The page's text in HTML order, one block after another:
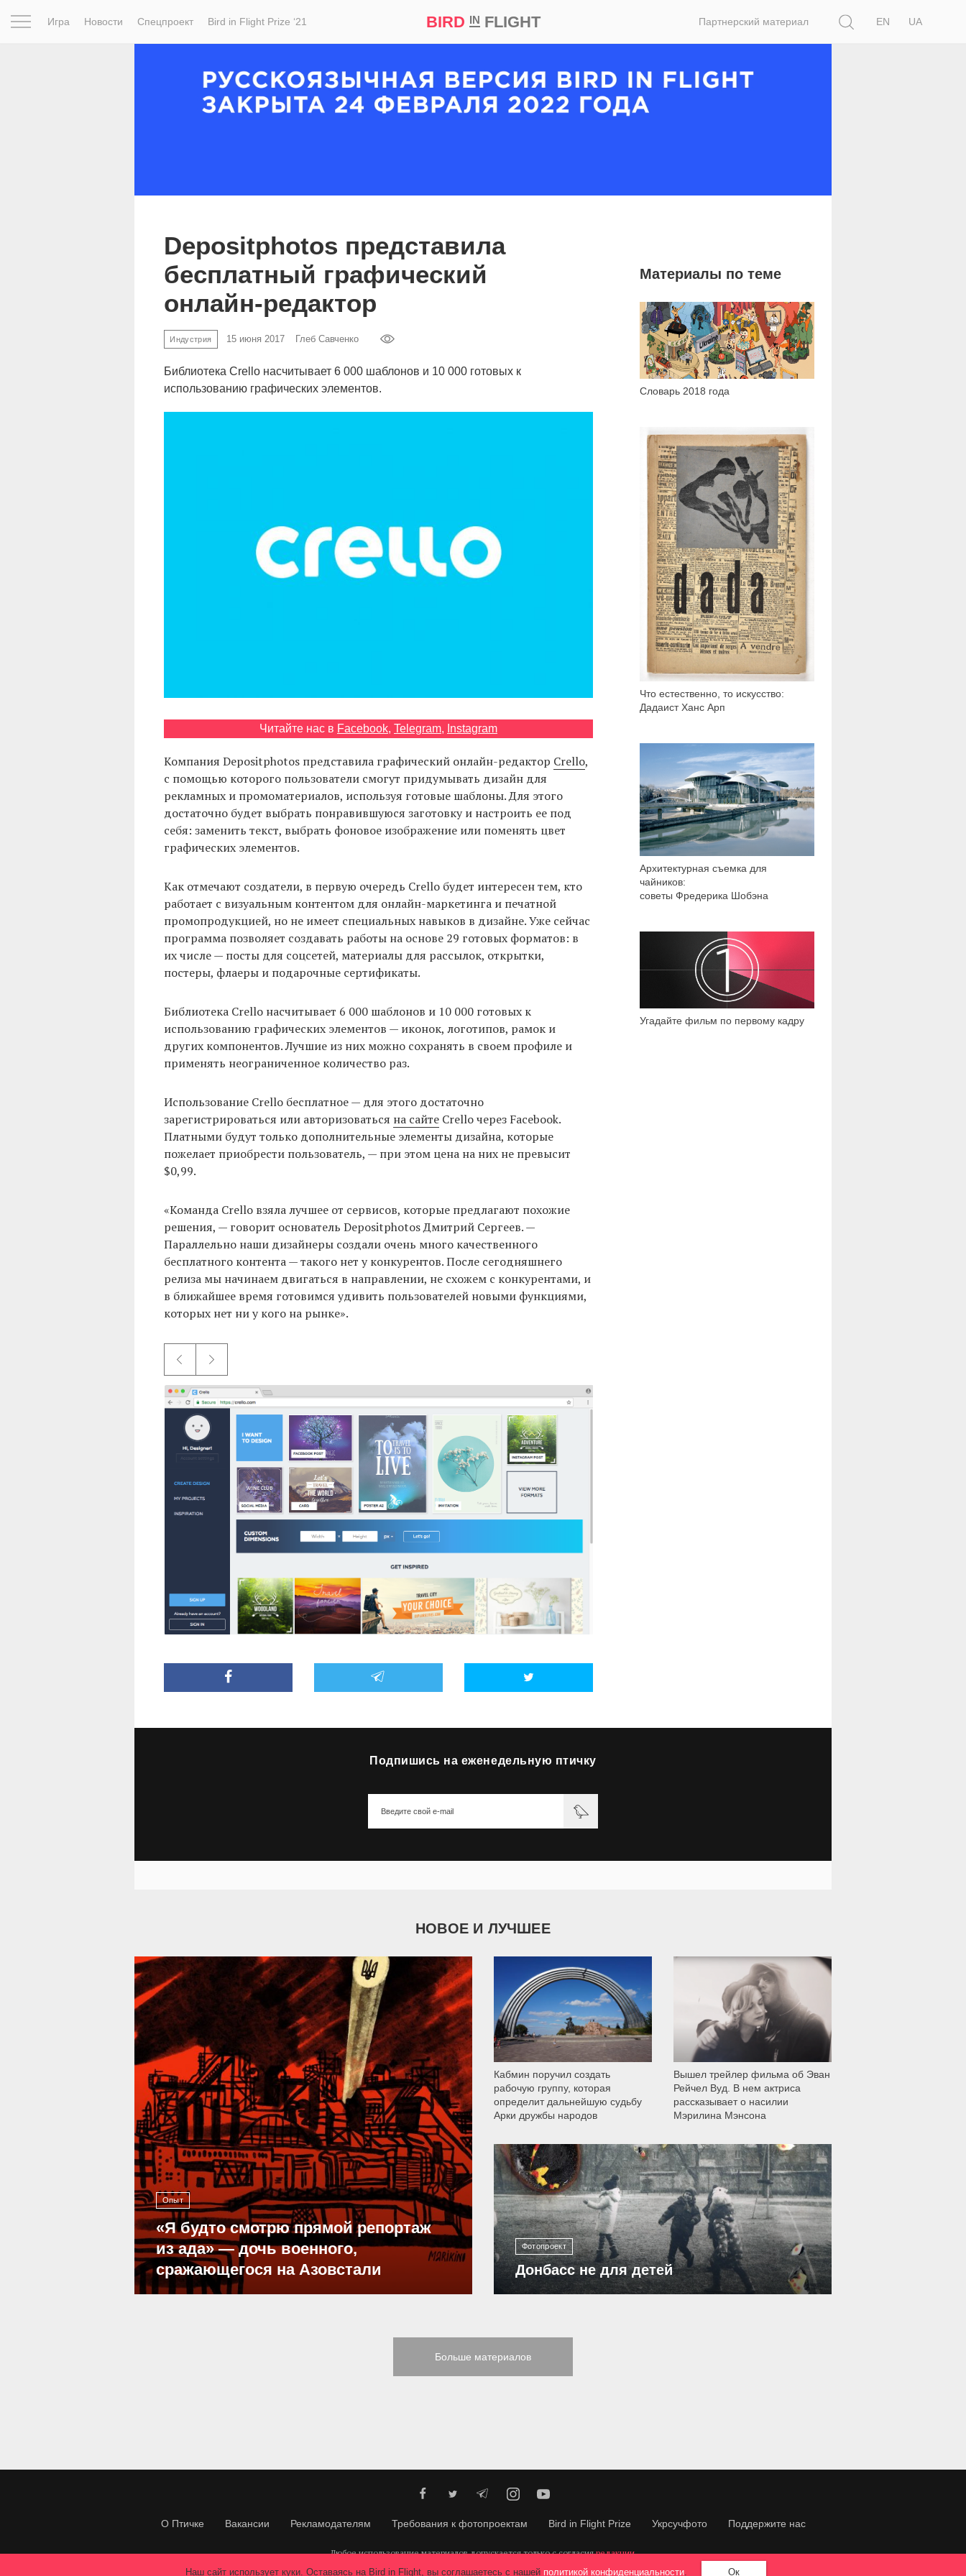
Игра Новости Спецпроект Bird in Flight Prize ‘21 BIRD INFLIGHT Партнерский материал
EN
UA
Depositphotos представила
бесплатный графический
онлайн-редактор
Индустрия 15 июня 2017 Глеб Савченко
Библиотека Crello насчитывает 6 000 шаблонов и 10 000 готовых к
использованию графических элементов.
Читайте нас в Facebook, Telegram, Instagram
Компания Depositphotos представила графический онлайн-редактор Crello,
с помощью которого пользователи смогут придумывать дизайн для
рекламных и промоматериалов, используя готовые шаблоны. Для этого
достаточно будет выбрать понравившуюся заготовку и настроить ее под
себя: заменить текст, выбрать фоновое изображение или поменять цвет
графических элементов.
Как отмечают создатели, в первую очередь Crello будет интересен тем, кто
работает с визуальным контентом для онлайн-маркетинга и печатной
промопродукцией, но не имеет специальных навыков в дизайне. Уже сейчас
программа позволяет создавать работы на основе 29 готовых форматов: в
их числе — посты для соцсетей, материалы для рассылок, открытки,
постеры, флаеры и подарочные сертификаты.
Библиотека Crello насчитывает 6 000 шаблонов и 10 000 готовых к
использованию графических элементов — иконок, логотипов, рамок и
других компонентов. Лучшие из них можно сохранять в своем профиле и
применять неограниченное количество раз.
Использование Crello бесплатное — для этого достаточно
зарегистрироваться или авторизоваться на сайтеCrello через Facebook.
Платными будут только дополнительные элементы дизайна, которые
пожелает приобрести пользователь, — при этом цена на них не превысит
$0,99.
«Команда Crello взяла лучшее от сервисов, которые предлагают похожие
решения, — говорит основатель Depositphotos Дмитрий Сергеев. —
Параллельно наши дизайнеры создали очень много качественного
бесплатного контента — такого нет у конкурентов. После сегодняшнего
релиза мы начинаем двигаться в направлении, не схожем с конкурентами, и
в ближайшее время готовимся удивить пользователей новыми функциями,
которых нет ни у кого на рынке».
Материалы по теме
Словарь 2018 года
13 147
Что естественно, то искусство:
Дадаист Ханс Арп
6 634
Архитектурная съемка для
чайников:
советы Фредерика Шобэна
9 606
Угадайте фильм по первому кадру
14 395
Подпишись на еженедельную птичку
НОВОЕ И ЛУЧШЕЕ
Опыт
«Я будто смотрю прямой репортаж
из ада» — дочь военного,
сражающегося на Азовстали
39 292
Кабмин поручил создать
рабочую группу, которая
определит дальнейшую судьбу
Арки дружбы народов
9 787
Вышел трейлер фильма об Эван
Рейчел Вуд. В нем актриса
рассказывает о насилии
Мэрилина Мэнсона
Фотопроект
Донбасс не для детей
12 302
Больше материалов
О Птичке Вакансии Рекламодателям Требования к фотопроектам Bird in Flight Prize Укрсучфото Поддержите нас
Любое использование материалов допускается только с согласияредакции.
© 2026, Bird In Flight.
Все права защищены.
Наш сайт использует куки. Оставаясь на Bird in Flight, вы соглашаетесь с нашей политикой конфиденциальности. Ок